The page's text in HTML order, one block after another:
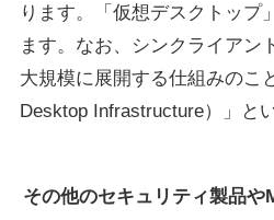
ります。「仮想デスクトップ
ます。なお、シンクライアン
大規模に展開する仕組みのこ
Desktop Infrastructure）」と
その他のセキュリティ製品や